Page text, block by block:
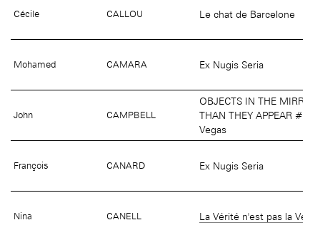
Cécile CALLOU Le chat de Barcelone
Mohamed CAMARA Ex Nugis Seria
John CAMPBELL
OBJECTS IN THE
THAN THEY APPEAR #4
Vegas
François CANARD Ex Nugis Seria
Nina CANELL La Vérité n'est pas la